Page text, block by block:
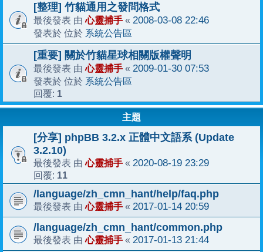
[整理] 竹貓通用之發問格式
最後發表 由心靈捕手 « 2008-03-08 22:46
發表於 位於 系統公告區
[重要] 關於竹貓星球相關版權聲明
最後發表 由心靈捕手 « 2009-01-30 07:53
發表於 位於 系統公告區
回覆: 1
主題
[分享] phpBB 3.2.x 正體中文語系 (Update
3.2.10)
最後發表 由心靈捕手 « 2020-08-19 23:29
回覆: 11
/language/zh_cmn_hant/help/faq.php
最後發表 由心靈捕手 « 2017-01-14 20:59
/language/zh_cmn_hant/common.php
最後發表 由心靈捕手 « 2017-01-13 21:44